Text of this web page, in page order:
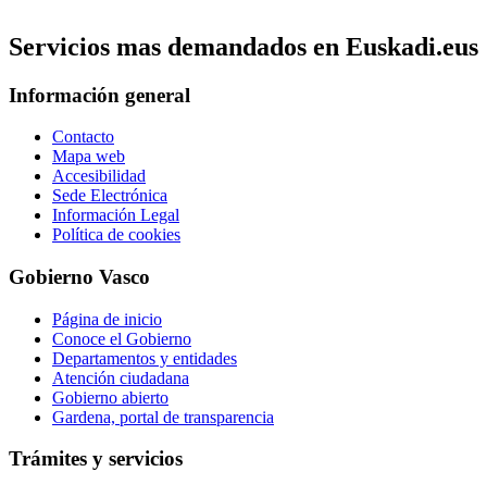
Servicios mas demandados en Euskadi.eus
Información general
Contacto
Mapa web
Accesibilidad
Sede Electrónica
Información Legal
Política de cookies
Gobierno Vasco
Página de inicio
Conoce el Gobierno
Departamentos y entidades
Atención ciudadana
Gobierno abierto
Gardena, portal de transparencia
Trámites y servicios